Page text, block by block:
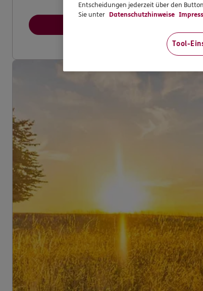
Entscheidungen jederzeit über den
Sie unter Datenschutzhinweise
Tool-